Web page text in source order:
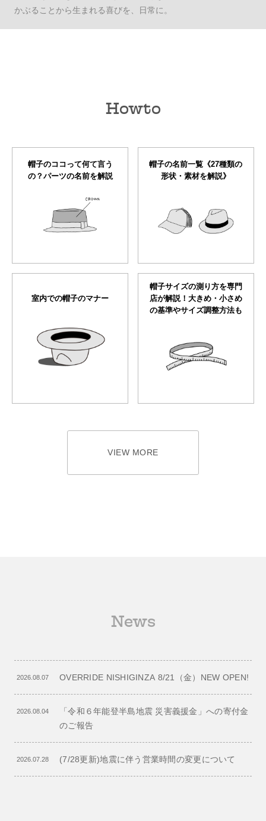
かぶることから生まれる喜びを、日常に。
Howto
帽子のココって何て言う
の？パーツの名前を解説
帽子の名前一覧《27種類の
形状・素材を解説》
室内での帽子のマナー
帽子サイズの測り方を専門
店が解説！大きめ・小さめ
の基準やサイズ調整方法も
VIEW MORE
News
2026.08.07 OVERRIDE NISHIGINZA 8/21（金）NEW OPEN!
2026.08.04
「令和６年能登半島地震 災害義援金」への寄付金
のご報告
2026.07.28 (7/28更新)地震に伴う営業時間の変更について